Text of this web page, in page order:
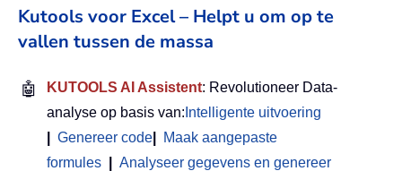
Kutools voor Excel – Helpt u om op te
vallen tussen de massa
🤖 KUTOOLS AI Assistent: Revolutioneer Data-
analyse op basis van: Intelligente uitvoering
Genereer code
Maak aangepaste
formules
Analyseer gegevens en genereer